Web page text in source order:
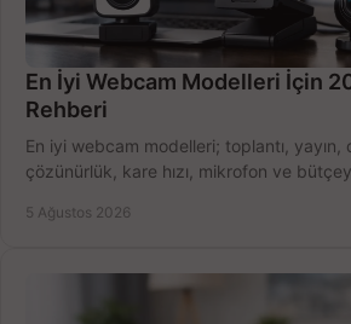
En İyi Webcam Modelleri İçin
Rehberi
En iyi webcam modelleri; toplantı,
çözünürlük, kare hızı, mikrofon ve
5 Ağustos 2026